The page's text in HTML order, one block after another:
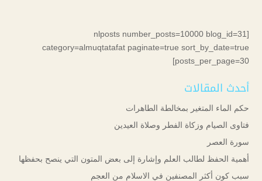
[nlposts number_posts=10000 blog_id=31
category=almuqtatafat paginate=true sort_by_date=true
posts_per_page=30]
أحدث المقالات
حكم الماء المتغير بمخالطة الطاهرات
فتاوى الصيام وزكاة الفطر وصلاة العيدين
سورة العصر
أهمية الحفظ لطالب العلم وإشارة إلى بعض المتون التي ينصح بحفظها
سبب كون أكثر المصنفين في الاسلام من العجم